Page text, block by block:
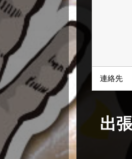
連絡先
出